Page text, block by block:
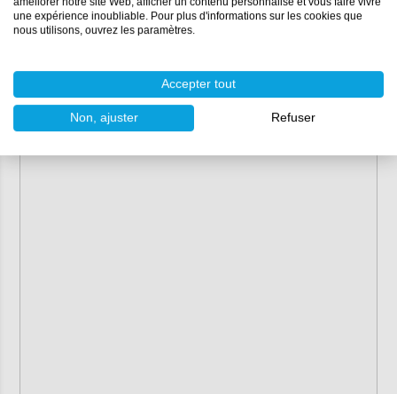
une expérience inoubliable. Pour plus d'informations sur les cookies que
nous utilisons, ouvrez les paramètres.
Accepter tout
Non, ajuster Refuser